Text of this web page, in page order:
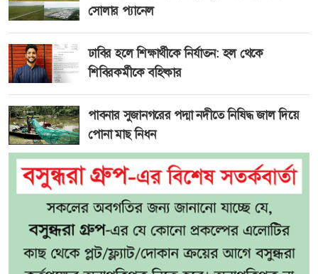
সোলার প্যানেল
ঢাবির হলে শিক্ষার্থীকে নির্যাতন: হল থেকে
শিবিরকর্মীকে বহিষ্কার
পাবনার সুজানগরের পদ্মা নদীতে নিষিদ্ধ জাল দিয়ে
পোনা মাছ নিধন